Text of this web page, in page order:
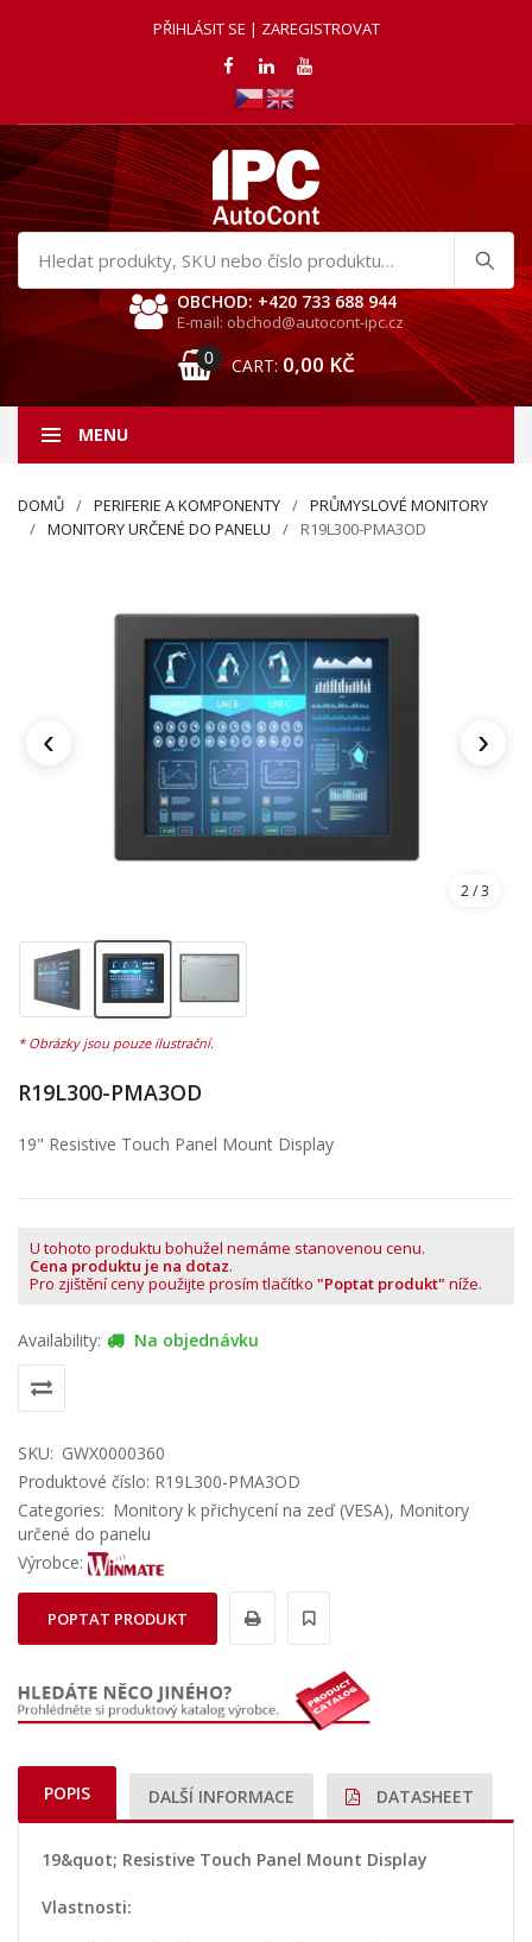
PŘIHLÁSIT SE | ZAREGISTROVAT
Hledat
produkty
OBCHOD: +420 733 688 944
E-mail: obchod@autocont-ipc.cz
0 CART: 0,00 KČ
MENU
DOMŮ PERIFERIE A KOMPONENTY
PRŮMYSLOVÉ MONITORY
MONITORY URČENÉ DO PANELU
R19L300-PMA3OD
‹ ›
3/ 3
R19L300-PMA3OD
19" Resistive Touch Panel Mount Display
U tohoto produktu bohužel nemáme stanovenou cenu.
Cena produktu je na dotaz.
Pro zjištění ceny použijte prosím tlačítko "Poptat produkt" níže.
Availability: Na objednávku
SKU: GWX0000360
Produktové číslo: R19L300-PMA3OD
Categories: Monitory k přichycení na zeď (VESA), Monitory
určené do panelu
Výrobce:
POPTAT PRODUKT
POPIS DALŠÍ INFORMACE DATASHEET
19&quot; Resistive Touch Panel Mount Display
Vlastnosti: